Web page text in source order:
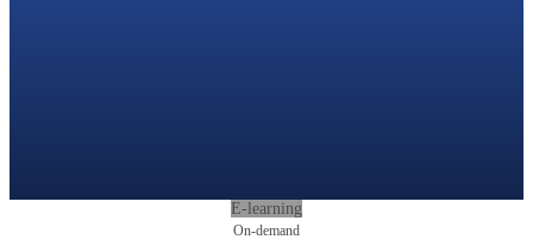
E-learning
On-demand